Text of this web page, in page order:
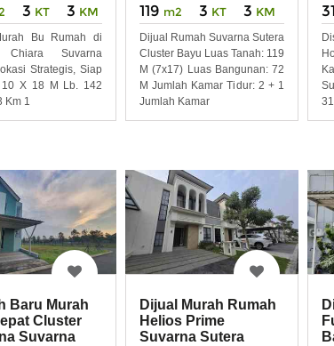
3 KT 3 KM
Bu Rumah di
Chiara Suvarna
Strategis, Siap
10 X 18 M Lb. 142
Km 1
119 m2 3 KT 3 KM
Dijual Rumah Suvarna Sutera
Cluster Bayu Luas Tanah: 119
M (7x17) Luas Bangunan: 72
M Jumlah Kamar Tidur: 2 + 1
Jumlah Kamar
Baru Murah
Cluster
Suvarna
Dijual Murah Rumah
Helios Prime
Suvarna Sutera